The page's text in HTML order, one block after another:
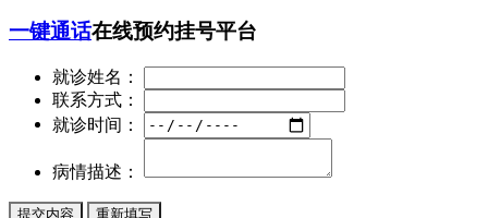
一键通话在线预约挂号平台
就诊姓名：
联系方式：
就诊时间：
病情描述：